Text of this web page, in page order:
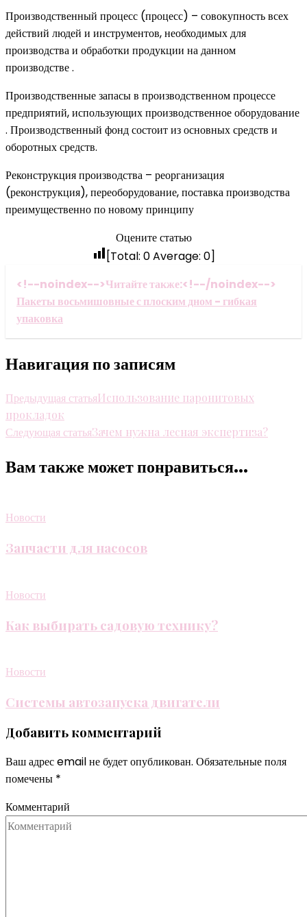
Производственный процесс (процесс) – совокупность всех
действий людей и инструментов, необходимых для
производства и обработки продукции на данном
производстве .
Производственные запасы в производственном процессе
предприятий, использующих производственное оборудование
. Производственный фонд состоит из основных средств и
оборотных средств.
Реконструкция производства – реорганизация
(реконструкция), переоборудование, поставка производства
преимущественно по новому принципу
Оцените статью
[Total: 0Average: 0]
<!--noindex-->Читайте также:<!--/noindex-->
Пакеты восьмишовные с плоским дном - гибкая
упаковка
Навигация по записям
Предыдущая статьяИспользование паронитовых
прокладок
Следующая статьяЗачем нужна лесная экспертиза?
Вам также может понравиться...
Новости
Запчасти для насосов
Новости
Как выбирать садовую технику?
Новости
Системы автозапуска двигатели
Добавить комментарий
Ваш адрес email не будет опубликован. Обязательные поля
помечены *
Комментарий